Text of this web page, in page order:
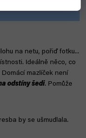
na netu, pořiď fotku...
Ideálně něco, co
mazlíček není
odstíny šedi. Pomůže
by se ušmudlala.